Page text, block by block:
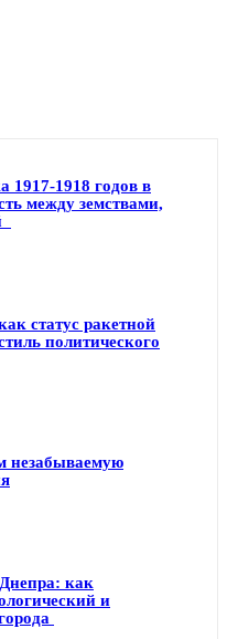
1917-1918 годов в
между земствами,
статус ракетной
политического
незабываемую
как
и